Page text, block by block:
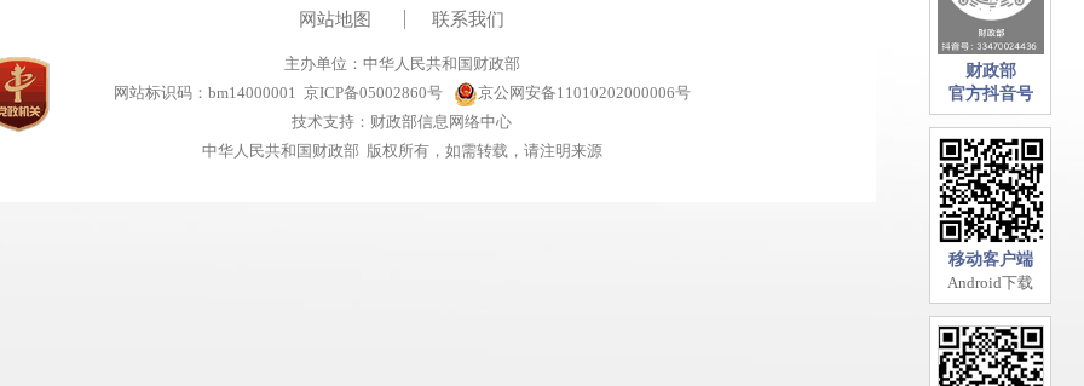
网站地图 联系我们
主办单位：中华人民共和国财政部
网站标识码：bm14000001 京ICP备05002860号
京公网安备11010202000006号
技术支持：财政部信息网络中心
中华人民共和国财政部 版权所有，如需转载，请注明来源
财政部
官方抖音号
移动客户端
Android下载